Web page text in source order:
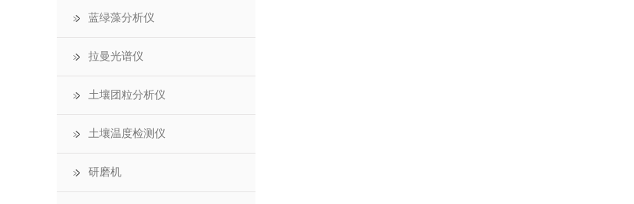
蓝绿藻分析仪
拉曼光谱仪
土壤团粒分析仪
土壤温度检测仪
研磨机